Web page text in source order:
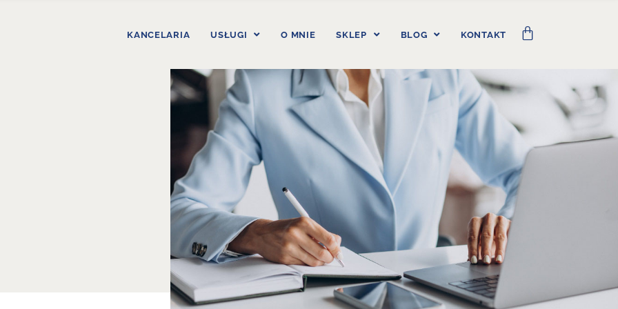
KANCELARIA USŁUGI O MNIE SKLEP BLOG KONTAKT